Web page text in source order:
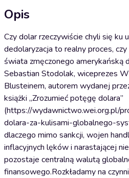
Opis
Czy dolar rzeczywiście chyli się ku
dedolaryzacja to realny proces,
świata zmęczonego amerykańską
Sebastian Stodolak, wiceprezes
Blusteinem, autorem wydanej
książki „Zrozumieć potęgę dolara”
(https://wydawnictwo.wei.org.pl/
dolara-za-kulisami-globalnego-
dlaczego mimo sankcji, wojen
inflacyjnych lęków i narastającej
pozostaje centralną walutą
finansowego.Rozkładamy na